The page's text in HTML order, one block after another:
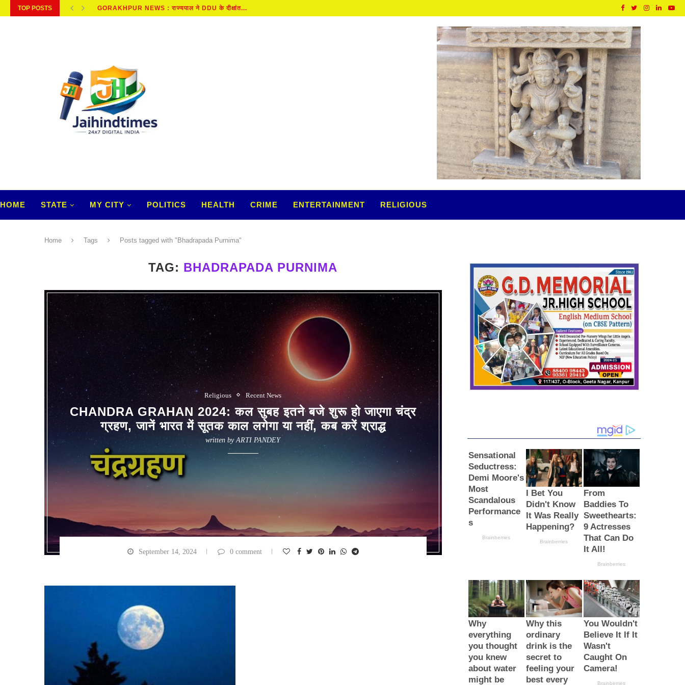
TOP POSTS GORAKHPUR NEWS : राज्यपाल ने DDU के दीक्षांत...
HOME STATE MY CITY POLITICS HEALTH CRIME ENTERTAINMENT RELIGIOUS
Home Tags Posts tagged with "Bhadrapada Purnima"
TAG: BHADRAPADA PURNIMA
Religious Recent News
CHANDRA GRAHAN 2024: कल सुबह इतने बजे शुरू हो जाएगा चंद्र
ग्रहण, जानें भारत में सूतक काल लगेगा या नहीं, कब करें श्राद्ध
written byARTI PANDEY
September 14, 2024 0 comment